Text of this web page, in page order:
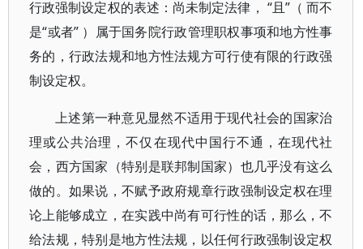
行政强制设定权的表述：尚未制定法律， “且”（ 而不
是“或者” ）属于国务院行政管理职权事项和地方性事
务的，行政法规和地方性法规方可行使有限的行政强
制设定权。
上述第一种意见显然不适用于现代社会的国家治
理或公共治理，不仅在现代中国行不通，在现代社
会，西方国家（特别是联邦制国家）也几乎没有这么
做的。如果说，不赋予政府规章行政强制设定权在理
论上能够成立，在实践中尚有可行性的话，那么，不
给法规，特别是地方性法规，以任何行政强制设定权